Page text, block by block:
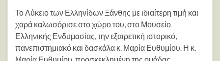
Το Λύκειο των Ελληνίδων Ξάνθης με ιδιαίτερη τιμή και
χαρά καλωσόρισε στο χώρο του, στο Μουσείο
Ελληνικής Ενδυμασίας, την εξαιρετική ιστορικό,
πανεπιστημιακό και δασκάλα κ. Μαρία Ευθυμίου. Η κ.